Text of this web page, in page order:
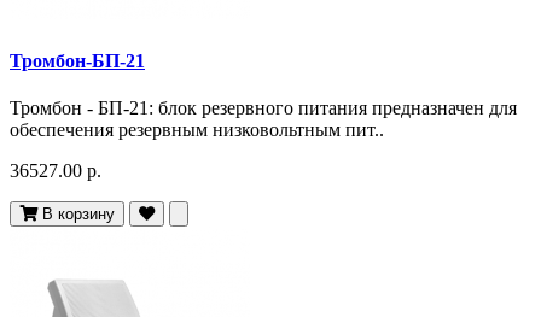
Тромбон-БП-21
Тромбон - БП-21: блок резервного питания предназначен для
обеспечения резервным низковольтным пит..
36527.00 р.
В корзину